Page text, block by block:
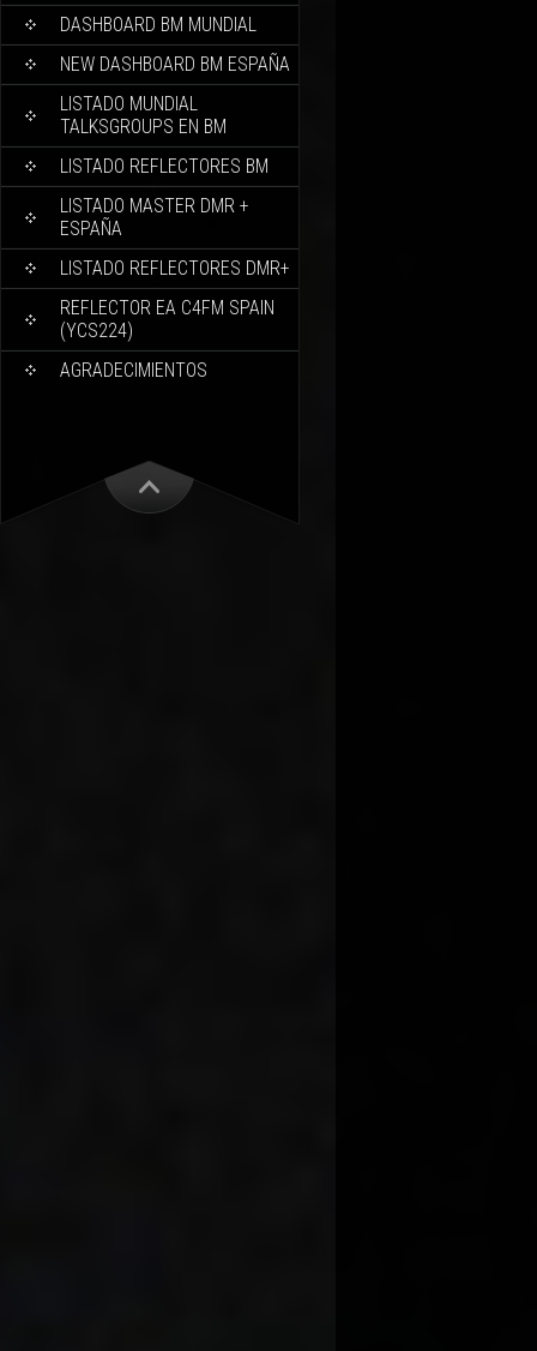
DASHBOARD BM MUNDIAL
NEW DASHBOARD BM ESPAÑA
LISTADO MUNDIAL
TALKSGROUPS EN BM
LISTADO REFLECTORES BM
LISTADO MASTER DMR +
ESPAÑA
LISTADO REFLECTORES DMR+
REFLECTOR EA C4FM SPAIN
(YCS224)
AGRADECIMIENTOS